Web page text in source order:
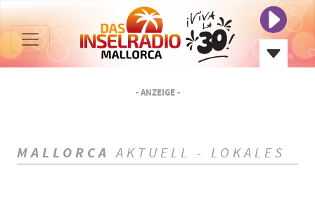
- ANZEIGE -
MALLORCA AKTUELL - LOKALES